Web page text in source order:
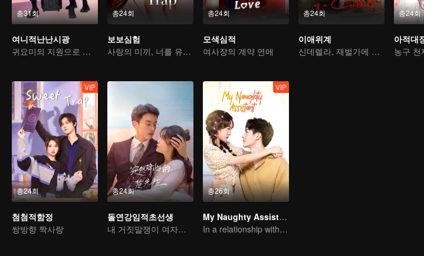
총31회
여니적난난시광
귀요미의 지원으로 가짜 부부에서 진짜 로맨스로
총24회
보보심험
사랑의 미끼, 너를 유혹하다
총24회
모색심적
여사장의 계약 연애
총24회
이애위계
신데렐라, 재벌가에 돌아오다
총24회
아적대
총24회
VIP
첨첨적함정
쌍방향 짝사랑
총24회
돌연강임적초선생
내 거짓말쟁이 여자친구
총26회
VIP
My Naughty Assistant
In a relationship with an idol